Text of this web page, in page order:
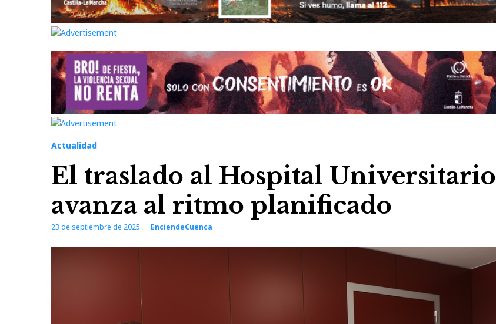
Actualidad
El traslado al Hospital Universitario
avanza al ritmo planificado
23 de septiembre de 2025 EnciendeCuenca